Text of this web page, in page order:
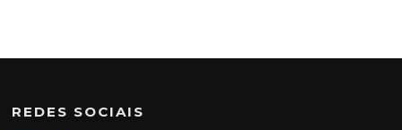
REDES SOCIAIS